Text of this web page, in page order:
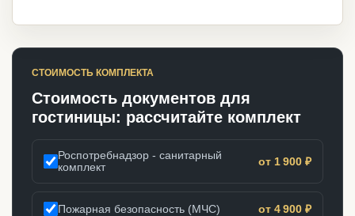
СТОИМОСТЬ КОМПЛЕКТА
Стоимость документов для
гостиницы: рассчитайте комплект
Роспотребнадзор - санитарный
комплект
от 1 900 ₽
Пожарная безопасность (МЧС) от 4 900 ₽